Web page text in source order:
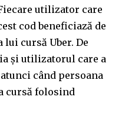
utilizator care
cod beneficiază de
lui cursă Uber. De
și utilizatorul care a
când persoana
cursă folosind